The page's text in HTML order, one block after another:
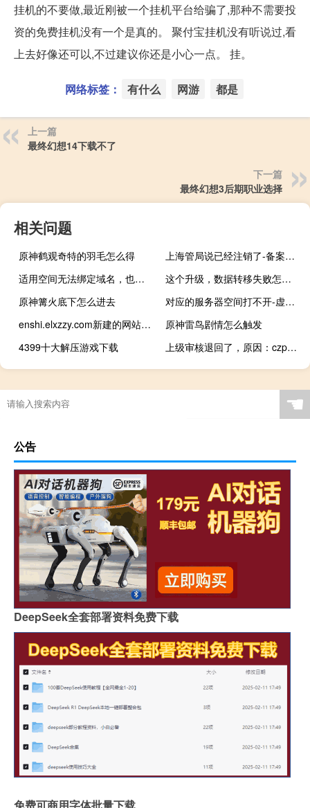
挂机的不要做,最近刚被一个挂机平台给骗了,那种不需要投
资的免费挂机没有一个是真的。 聚付宝挂机没有听说过,看
上去好像还可以,不过建议你还是小心一点。 挂。
网络标签： 有什么 网游 都是
上一篇
最终幻想14下载不了
下一篇
最终幻想3后期职业选择
相关问题
原神鹤观奇特的羽毛怎么得
上海管局说已经注销了-备案平台
适用空间无法绑定域名，也没测试地址，怎么访问？？
这个升级，数据转移失败怎么办
原神篝火底下怎么进去
对应的服务器空间打不开-虚拟主机/数据库问题
enshi.elxzzy.com新建的网站打不开
原神雷鸟剧情怎么触发
4399十大解压游戏下载
上级审核退回了，原因：czpuhua.com.cn：非个人主
☚
公告
DeepSeek全套部署资料免费下载